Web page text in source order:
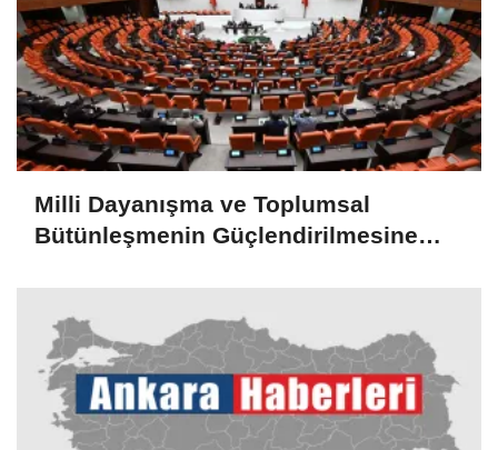
Milli Dayanışma ve Toplumsal
Bütünleşmenin Güçlendirilmesine